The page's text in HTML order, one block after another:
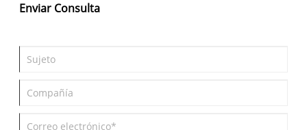
Enviar Consulta